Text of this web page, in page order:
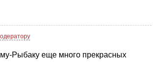
Рыбаку еще много прекрасных